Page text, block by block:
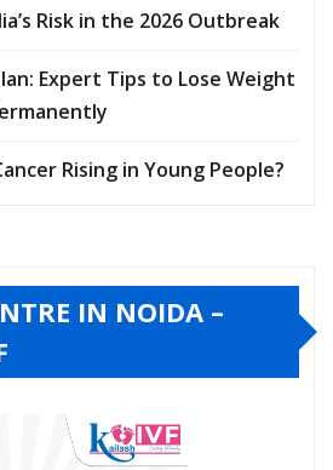
Risk in the 2026 Outbreak
Expert Tips to Lose Weight
Rising in Young People?
IN NOIDA –